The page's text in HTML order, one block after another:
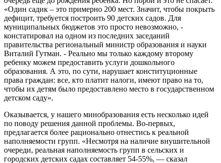
«Один садик – это примерно 200 мест. Значит, чтобы покрыть
дефицит, требуется построить 90 детских садов. Для
муниципальных бюджетов это просто невозможно, -
констатировал на одном из последних заседаний
правительства региональный министр образования и науки
Виталий Гутман. - Реально мы только каждому второму
ребенку можем предоставить услуги дошкольного
образования. А это, по сути, нарушает конституционные
права граждан: все, кто платит налоги, имеют право на то,
чтобы их детям было предоставлено место в государственном
детском саду».
Оказывается, у нашего минобразования есть несколько идей
по поводу решения данной проблемы. Во-первых,
предлагается более рационально отнестись к реальной
наполняемости групп. «Несмотря на наличие внушительной
очереди, реальная наполняемость групп в сельских и
городских детских садах составляет 54-55%, — сказал